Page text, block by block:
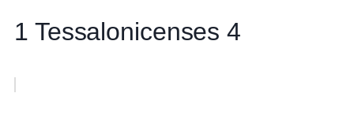
1 Tessalonicenses 4